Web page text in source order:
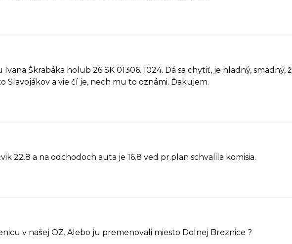
Škrabáka holub 26 SK 01306. 1024. Dá sa chytiť, je hladný, smädný,
Slavojákov a vie čí je, nech mu to oznámi. Ďakujem.
22.8 a na odchodoch auta je 16.8 ved pr.plan schvalila komisia.
v našej OZ. Alebo ju premenovali miesto Dolnej Breznice ?